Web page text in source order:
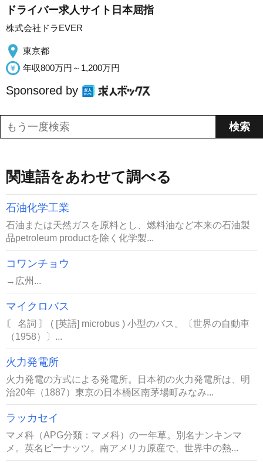
ドライバー求人サイト日本屈指
株式会社ドラEVER
東京都
年収800万円～1,200万円
Sponsored by
関連語をあわせて調べる
石油化学工業
石油または天然ガスを原料とし、燃料油など本来の石油製
品petroleum productを除く化学製...
コワンチョウ
→広州...
マイクロバス
〘 名詞 〙 ( [英語] microbus ) 小型のバス。〔世界の自動車
（1958）〕...
火力発電所
火力発電の方式による発電所。日本初の火力発電所は、明
治20年（1887）東京の日本橋区南茅場町みなみ...
ラッカセイ
マメ科（APG分類：マメ科）の一年草。別名ナンキンマ
メ。英名ピーナッツ。南アメリカ原産で、世界中の熱...